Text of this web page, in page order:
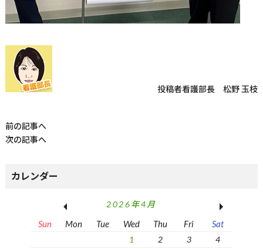
投稿者看護部長 松野 玉枝
前の記事へ
次の記事へ
カレンダー
2026年4月
Sun Mon Tue Wed Thu Fri Sat
1 2 3
4